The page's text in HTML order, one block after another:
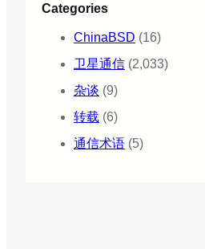
Categories
ChinaBSD (16)
卫星通信 (2,033)
杂谈 (9)
转载 (6)
通信术语 (5)